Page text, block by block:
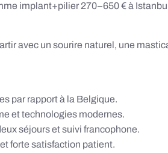
implant+pilier 270–650 € à
avec un sourire naturel, une
par rapport à la Belgique.
et technologies modernes.
séjours et suivi francophone.
forte satisfaction patient.